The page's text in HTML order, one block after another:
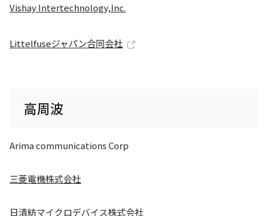
Vishay Intertechnology,Inc.
Littelfuseジャパン合同会社
高周波
Arima communications Corp
三菱電機株式会社
日清紡マイクロデバイス株式会社